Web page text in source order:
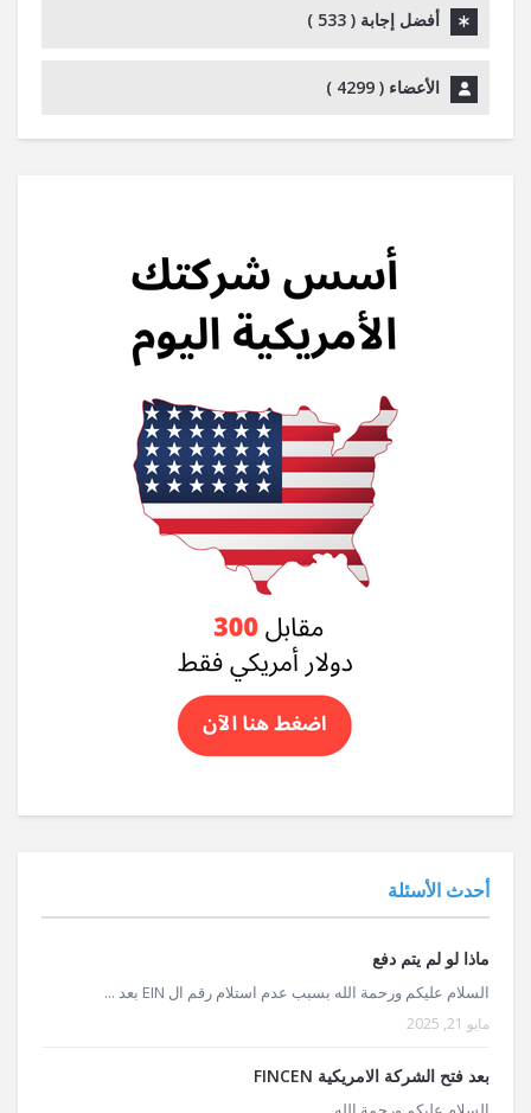
أفضل إجابة ( 533
)
الأعضاء ( 4299
)
أحدث الأسئلة
ماذا لو لم يتم دفع
السلام عليكم ورحمة الله بسبب عدم استلام رقم ال EIN بعد ...
مايو 21, 2025
بعد فتح الشركة الامريكية FINCEN